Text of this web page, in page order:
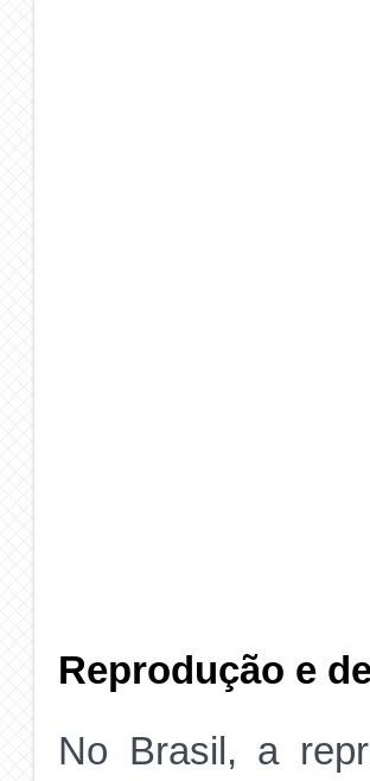
Reprodução e
No Brasil, a